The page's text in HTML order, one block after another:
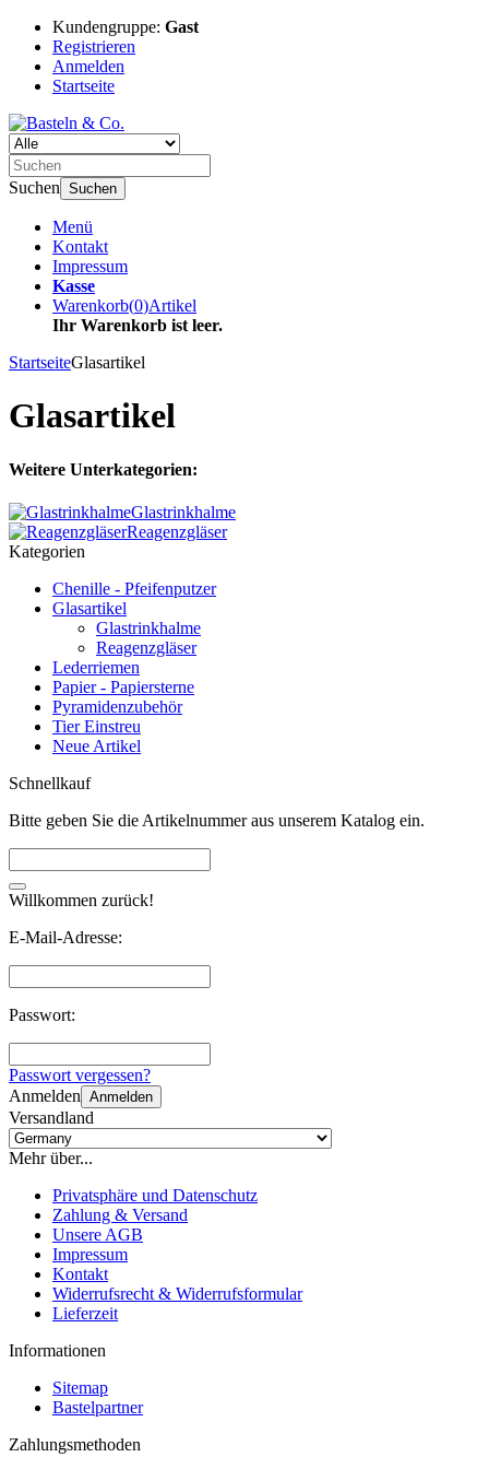
Kundengruppe: Gast
Registrieren
Anmelden
Startseite
Suchen Suchen
Menü
Kontakt
Impressum
Kasse
Warenkorb(0)Artikel
Ihr Warenkorb ist leer.
StartseiteGlasartikel
Glasartikel
Weitere Unterkategorien:
Glastrinkhalme
Reagenzgläser
Kategorien
Chenille - Pfeifenputzer
Glasartikel
Glastrinkhalme
Reagenzgläser
Lederriemen
Papier - Papiersterne
Pyramidenzubehör
Tier Einstreu
Neue Artikel
Schnellkauf
Bitte geben Sie die Artikelnummer aus unserem Katalog ein.
Willkommen zurück!
E-Mail-Adresse:
Passwort:
Passwort vergessen?
Anmelden Anmelden
Versandland
Mehr über...
Privatsphäre und Datenschutz
Zahlung & Versand
Unsere AGB
Impressum
Kontakt
Widerrufsrecht & Widerrufsformular
Lieferzeit
Informationen
Sitemap
Bastelpartner
Zahlungsmethoden